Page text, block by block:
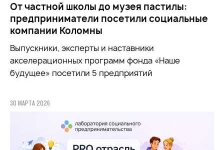
От частной школы до музея пастилы:
предприниматели посетили социальные
компании Коломны
Выпускники, эксперты и наставники
акселерационных программ фонда «Наше
будущее» посетили 5 предприятий
30 МАРТА 2026